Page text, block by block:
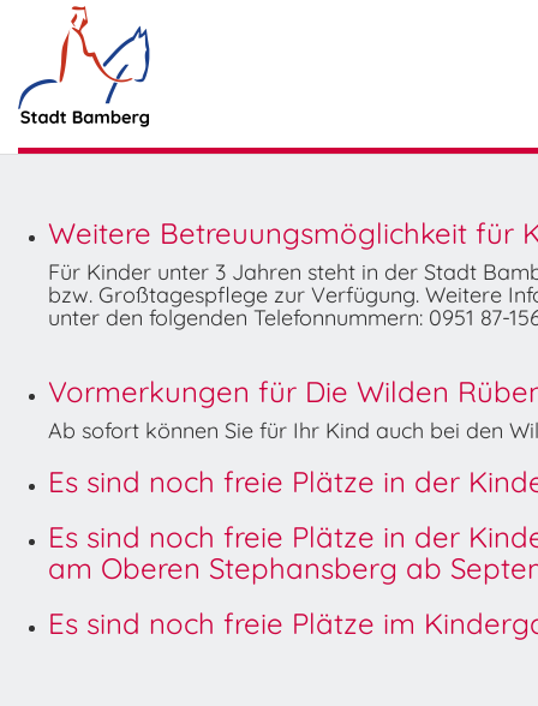
Weitere Betreuungsmöglichkeit für
Für Kinder unter 3 Jahren steht in der Stadt
bzw. Großtagespflege zur Verfügung. Weitere
unter den folgenden Telefonnummern: 0951 87-
Vormerkungen für Die Wilden
Ab sofort können Sie für Ihr Kind auch bei den
Es sind noch freie Plätze in der
Es sind noch freie Plätze in der
am Oberen Stephansberg ab
Es sind noch freie Plätze im